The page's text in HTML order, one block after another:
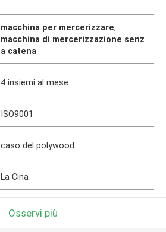
macchina per mercerizzare,
macchina di mercerizzazione senz
a catena
4 insiemi al mese
ISO9001
caso del polywood
La Cina
Osservi più